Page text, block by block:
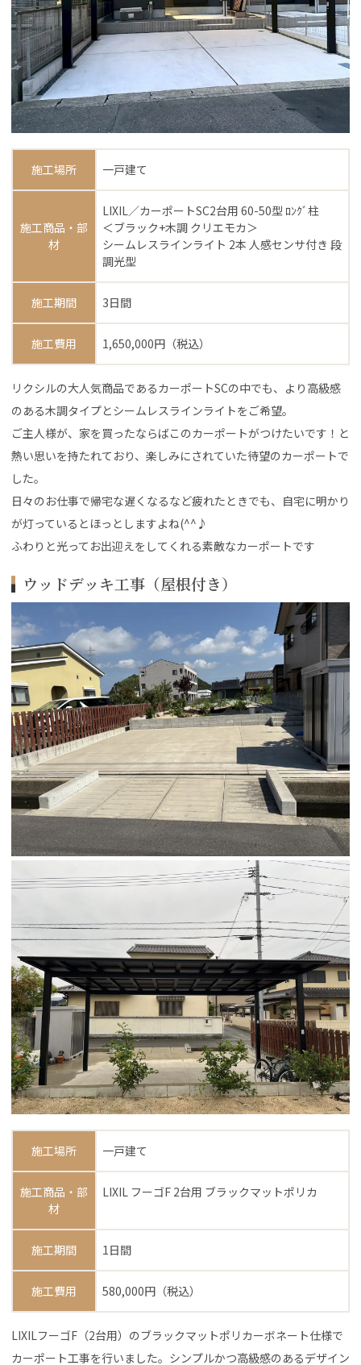
施工場所 一戸建て
施工商品・部
材
LIXIL／カーポートSC2台用 60-50型 ﾛﾝｸﾞ柱
＜ブラック+木調 クリエモカ＞
シームレスラインライト 2本 人感センサ付き 段
調光型
施工期間 3日間
施工費用 1,650,000円（税込）
リクシルの大人気商品であるカーポートSCの中でも、より高級感
のある木調タイプとシームレスラインライトをご希望。
ご主人様が、家を買ったならばこのカーポートがつけたいです！と
熱い思いを持たれており、楽しみにされていた待望のカーポートで
した。
日々のお仕事で帰宅な遅くなるなど疲れたときでも、自宅に明かり
が灯っているとほっとしますよね(^^♪
ふわりと光ってお出迎えをしてくれる素敵なカーポートです
ウッドデッキ工事（屋根付き）
施工場所 一戸建て
施工商品・部
材
LIXIL フーゴF 2台用 ブラックマットポリカ
施工期間 1日間
施工費用 580,000円（税込）
LIXILフーゴF（2台用）のブラックマットポリカーボネート仕様で
カーポート工事を行いました。シンプルかつ高級感のあるデザイン